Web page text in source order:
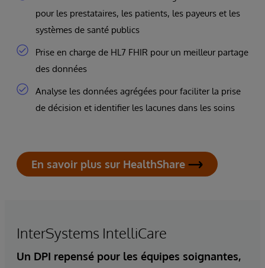
pour les prestataires, les patients, les payeurs et les
systèmes de santé publics
Prise en charge de HL7 FHIR pour un meilleur partage
des données
Analyse les données agrégées pour faciliter la prise
de décision et identifier les lacunes dans les soins
En savoir plus sur HealthShare
InterSystems IntelliCare
Un DPI repensé pour les équipes soignantes,